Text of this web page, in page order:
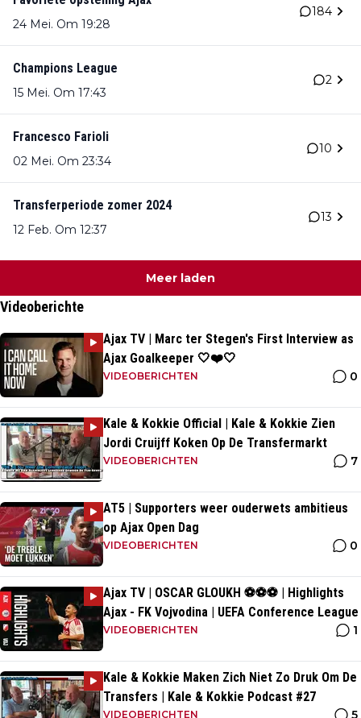
24 Mei. Om 19:28
184
Champions League
15 Mei. Om 17:43
2
Francesco Farioli
02 Mei. Om 23:34
10
Transferperiode zomer 2024
12 Feb. Om 12:37
13
Meer laden
Videoberichte
Ajax TV | Marc ter Stegen's First Interview as
Ajax Goalkeeper 🤍❤️🤍
VIDEOBERICHTEN 0
Kale & Kokkie Official | Kale & Kokkie Zien
Jordi Cruijff Koken Op De Transfermarkt
VIDEOBERICHTEN 7
AT5 | Supporters weer ouderwets ambitieus
op Ajax Open Dag
VIDEOBERICHTEN 0
Ajax TV | OSCAR GLOUKH ⚽️⚽️⚽️ | Highlights
Ajax - FK Vojvodina | UEFA Conference League
VIDEOBERICHTEN 1
Kale & Kokkie Maken Zich Niet Zo Druk Om De
Transfers | Kale & Kokkie Podcast #27
VIDEOBERICHTEN 5